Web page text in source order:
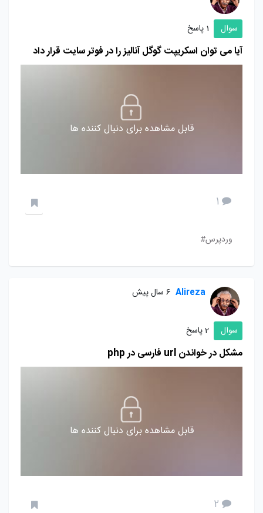
سوال 1 پاسخ
آیا می توان اسکریپت گوگل آنالیز را در فوتر سایت قرار داد
قابل مشاهده برای دنبال کننده ها
1
وردپرس#
Alireza 6 سال پیش
سوال 2 پاسخ
مشکل در خواندن url فارسی در php
قابل مشاهده برای دنبال کننده ها
2